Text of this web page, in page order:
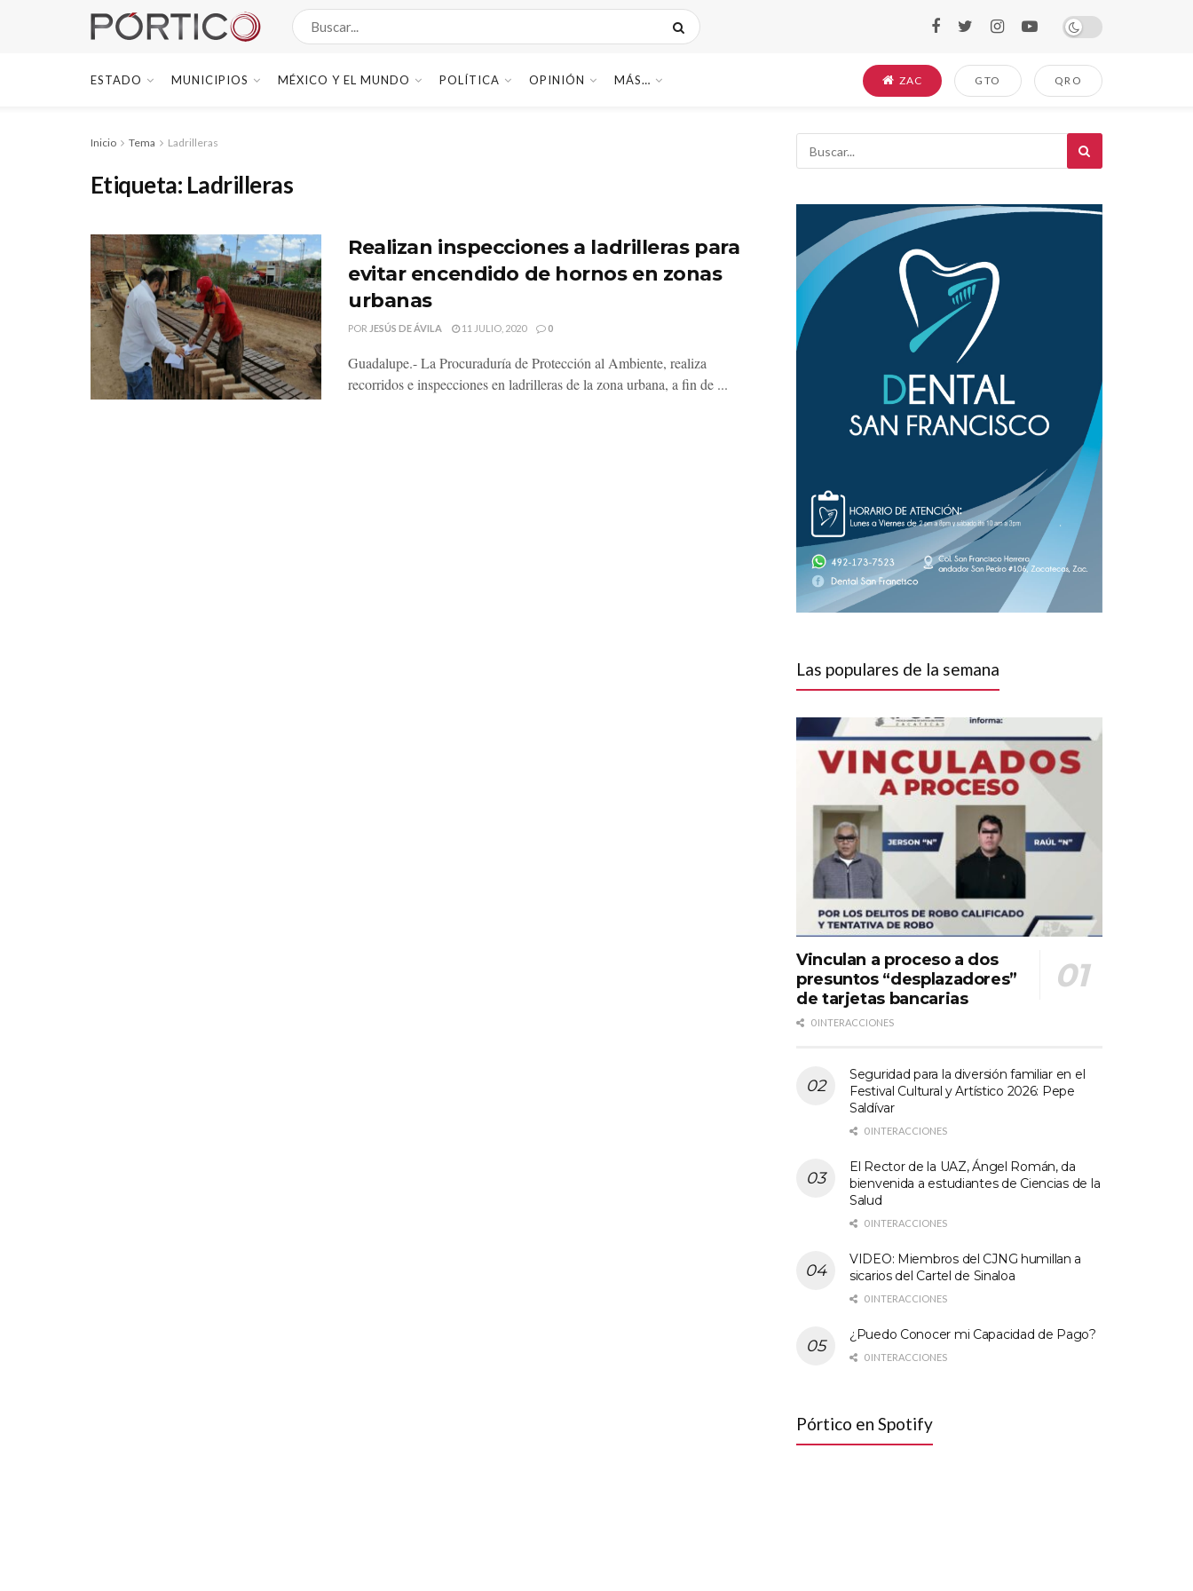
ESTADO MUNICIPIOS MÉXICO Y EL MUNDO POLÍTICA OPINIÓN MÁS… ZAC GTO QRO
Inicio Tema Ladrilleras
Etiqueta: Ladrilleras
Realizan inspecciones a ladrilleras para
evitar encendido de hornos en zonas
urbanas
POR JESÚS DE ÁVILA 11 JULIO, 2020 0
Guadalupe.- La Procuraduría de Protección al Ambiente, realiza
recorridos e inspecciones en ladrilleras de la zona urbana, a fin de ...
Las populares de la semana
Vinculan a proceso a dos
presuntos “desplazadores”
de tarjetas bancarias
0 INTERACCIONES
Seguridad para la diversión familiar en el
Festival Cultural y Artístico 2026: Pepe
Saldívar
0 INTERACCIONES
El Rector de la UAZ, Ángel Román, da
bienvenida a estudiantes de Ciencias de la
Salud
0 INTERACCIONES
VIDEO: Miembros del CJNG humillan a
sicarios del Cartel de Sinaloa
0 INTERACCIONES
¿Puedo Conocer mi Capacidad de Pago?
0 INTERACCIONES
Pórtico en Spotify